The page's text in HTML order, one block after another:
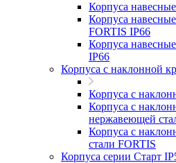
Корпуса
Корпуса
FORTIS IP66
Корпуса
IP66
Корпуса с наклонной
Корпуса с
Корпуса с
нержавеющей
Корпуса с
стали FORTIS
Корпуса серии Старт